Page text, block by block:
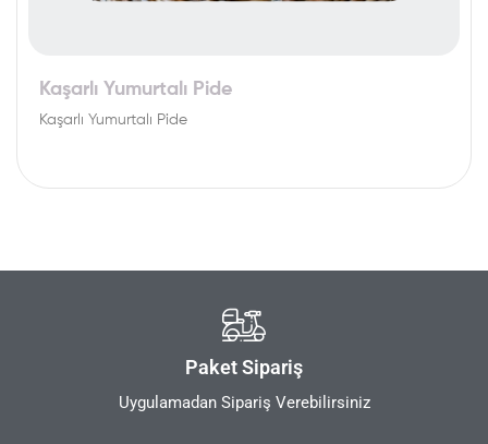
Kaşarlı Yumurtalı Pide
Kaşarlı Yumurtalı Pide
Paket Sipariş
Uygulamadan Sipariş Verebilirsiniz